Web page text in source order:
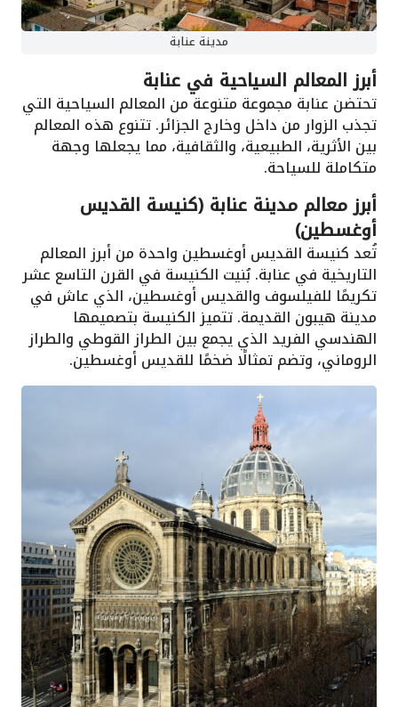
مدينة عنابة
أبرز المعالم السياحية في عنابة
تحتضن عنابة مجموعة متنوعة من المعالم السياحية التي
تجذب الزوار من داخل وخارج الجزائر. تتنوع هذه المعالم
بين الأثرية، الطبيعية، والثقافية، مما يجعلها وجهة
متكاملة للسياحة.
أبرز معالم مدينة عنابة (كنيسة القديس
أوغسطين)
تُعد كنيسة القديس أوغسطين واحدة من أبرز المعالم
التاريخية في عنابة. بُنيت الكنيسة في القرن التاسع عشر
تكريمًا للفيلسوف والقديس أوغسطين، الذي عاش في
مدينة هيبون القديمة. تتميز الكنيسة بتصميمها
الهندسي الفريد الذي يجمع بين الطراز القوطي والطراز
الروماني، وتضم تمثالًا ضخمًا للقديس أوغسطين.